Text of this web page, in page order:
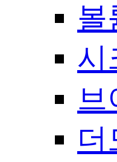
볼
시
브
더